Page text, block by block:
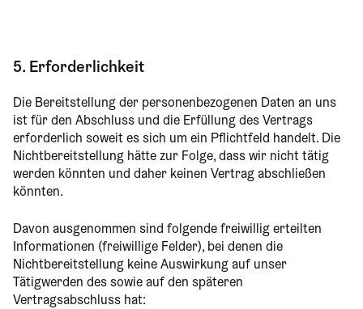
5. Erforderlichkeit
Die Bereitstellung der personenbezogenen Daten an uns
ist für den Abschluss und die Erfüllung des Vertrags
erforderlich soweit es sich um ein Pflichtfeld handelt. Die
Nichtbereitstellung hätte zur Folge, dass wir nicht tätig
werden könnten und daher keinen Vertrag abschließen
könnten.
Davon ausgenommen sind folgende freiwillig erteilten
Informationen (freiwillige Felder), bei denen die
Nichtbereitstellung keine Auswirkung auf unser
Tätigwerden des sowie auf den späteren
Vertragsabschluss hat: